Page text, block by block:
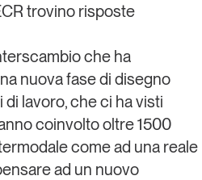
trovino risposte
che ha
nuova fase di disegno
lavoro, che ci ha visti
coinvolto oltre 1500
come ad una reale
ad un nuovo